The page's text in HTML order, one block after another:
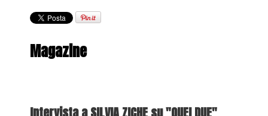
Magazine